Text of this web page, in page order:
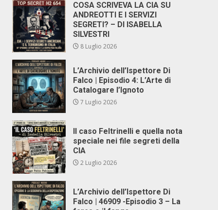
COSA SCRIVEVA LA CIA SU
ANDREOTTI E I SERVIZI
SEGRETI? – DI ISABELLA
SILVESTRI
8 Luglio 2026
L’Archivio dell’Ispettore Di
Falco | Episodio 4: L’Arte di
Catalogare l’Ignoto
7 Luglio 2026
Il caso Feltrinelli e quella nota
speciale nei file segreti della
CIA
2 Luglio 2026
L’Archivio dell’Ispettore Di
Falco | 46909 -Episodio 3 – La